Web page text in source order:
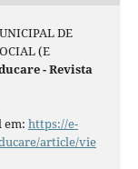
DE
(E
- Revista
em: https://e-
article/vie